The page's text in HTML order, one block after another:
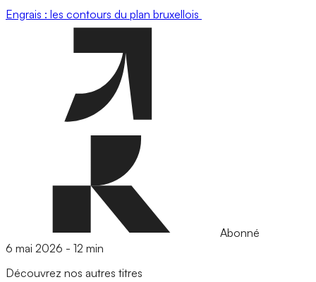
Engrais : les contours du plan bruxellois
Abonné
6 mai 2026 - 12 min
Découvrez nos autres titres